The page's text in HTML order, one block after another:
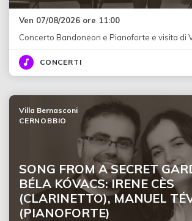
Ven 07/08/2026 ore 11:00
Concerto Bandoneon e Pianoforte e visita di
CONCERTI
SONG FROM A SECRET
BÉLA KÓVACS: IRENE CÈS
(CLARINETTO), MANUEL
(PIANOFORTE)
Villa Bernasconi
CERNOBBIO